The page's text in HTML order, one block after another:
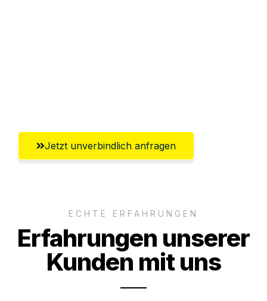
Jetzt unverbindlich anfragen
ECHTE ERFAHRUNGEN
Erfahrungen unserer
Kunden mit uns